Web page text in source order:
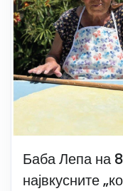
Баба Лепа на
највкусните